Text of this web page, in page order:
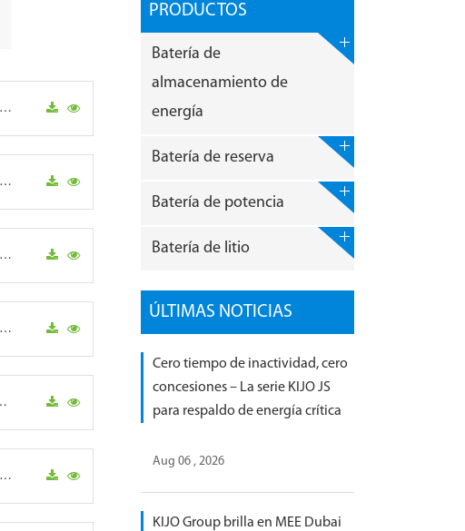
PRODUCTOS
Batería de
almacenamiento de
energía
Batería de reserva
Batería de potencia
Batería de litio
ÚLTIMAS NOTICIAS
Cero tiempo de inactividad, cero
concesiones – La serie KIJO JS
para respaldo de energía crítica
Aug 06 , 2026
KIJO Group brilla en MEE Dubai